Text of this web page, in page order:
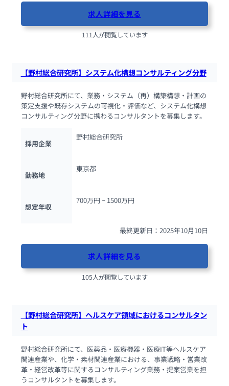
求人詳細を見る
111人が閲覧しています
【野村総合研究所】システム化構想コンサルティング分野
野村総合研究所にて、業務・システム（再）構築構想・計画の
策定支援や既存システムの可視化・評価など、システム化構想
コンサルティング分野に携わるコンサルタントを募集します。
採用企業
野村総合研究所
勤務地
東京都
想定年収
700万円 ~ 1500万円
最終更新日：2025年10月10日
求人詳細を見る
105人が閲覧しています
【野村総合研究所】ヘルスケア領域におけるコンサルタン
ト
野村総合研究所にて、医薬品・医療機器・医療IT等ヘルスケア
関連産業や、化学・素材関連産業における、事業戦略・営業改
革・経営改革等に関するコンサルティング業務・提案営業を担
うコンサルタントを募集します。